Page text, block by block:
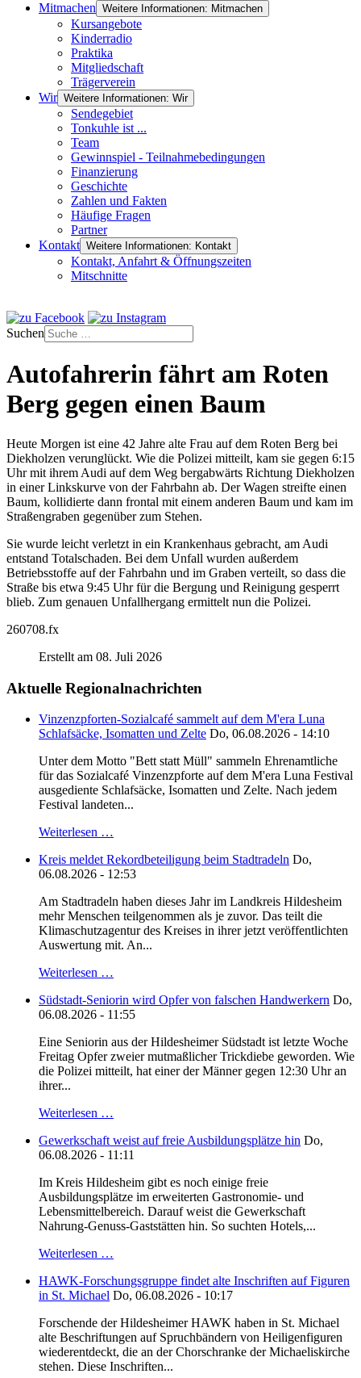
Mitmachen Weitere Informationen: Mitmachen
Kursangebote
Kinderradio
Praktika
Mitgliedschaft
Trägerverein
Wir Weitere Informationen: Wir
Sendegebiet
Tonkuhle ist ...
Team
Gewinnspiel - Teilnahmebedingungen
Finanzierung
Geschichte
Zahlen und Fakten
Häufige Fragen
Partner
Kontakt Weitere Informationen: Kontakt
Kontakt, Anfahrt & Öffnungszeiten
Mitschnitte
Suchen
Autofahrerin fährt am Roten
Berg gegen einen Baum
Heute Morgen ist eine 42 Jahre alte Frau auf dem Roten Berg bei
Diekholzen verunglückt. Wie die Polizei mitteilt, kam sie gegen 6:15
Uhr mit ihrem Audi auf dem Weg bergabwärts Richtung Diekholzen
in einer Linkskurve von der Fahrbahn ab. Der Wagen streifte einen
Baum, kollidierte dann frontal mit einem anderen Baum und kam im
Straßengraben gegenüber zum Stehen.
Sie wurde leicht verletzt in ein Krankenhaus gebracht, am Audi
entstand Totalschaden. Bei dem Unfall wurden außerdem
Betriebsstoffe auf der Fahrbahn und im Graben verteilt, so dass die
Straße bis etwa 9:45 Uhr für die Bergung und Reinigung gesperrt
blieb. Zum genauen Unfallhergang ermittelt nun die Polizei.
260708.fx
Erstellt am 08. Juli 2026
Aktuelle Regionalnachrichten
Vinzenzpforten-Sozialcafé sammelt auf dem M'era Luna
Schlafsäcke, Isomatten und Zelte Do, 06.08.2026 - 14:10
Unter dem Motto "Bett statt Müll" sammeln Ehrenamtliche
für das Sozialcafé Vinzenzpforte auf dem M'era Luna Festival
ausgediente Schlafsäcke, Isomatten und Zelte. Nach jedem
Festival landeten...
Weiterlesen …
Kreis meldet Rekordbeteiligung beim Stadtradeln Do,
06.08.2026 - 12:53
Am Stadtradeln haben dieses Jahr im Landkreis Hildesheim
mehr Menschen teilgenommen als je zuvor. Das teilt die
Klimaschutzagentur des Kreises in ihrer jetzt veröffentlichten
Auswertung mit. An...
Weiterlesen …
Südstadt-Seniorin wird Opfer von falschen Handwerkern Do,
06.08.2026 - 11:55
Eine Seniorin aus der Hildesheimer Südstadt ist letzte Woche
Freitag Opfer zweier mutmaßlicher Trickdiebe geworden. Wie
die Polizei mitteilt, hat einer der Männer gegen 12:30 Uhr an
ihrer...
Weiterlesen …
Gewerkschaft weist auf freie Ausbildungsplätze hin Do,
06.08.2026 - 11:11
Im Kreis Hildesheim gibt es noch einige freie
Ausbildungsplätze im erweiterten Gastronomie- und
Lebensmittelbereich. Darauf weist die Gewerkschaft
Nahrung-Genuss-Gaststätten hin. So suchten Hotels,...
Weiterlesen …
HAWK-Forschungsgruppe findet alte Inschriften auf Figuren
in St. Michael Do, 06.08.2026 - 10:17
Forschende der Hildesheimer HAWK haben in St. Michael
alte Beschriftungen auf Spruchbändern von Heiligenfiguren
wiederentdeckt, die an der Chorschranke der Michaeliskirche
stehen. Diese Inschriften...